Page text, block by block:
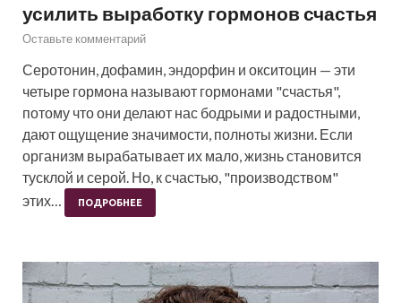
усилить выработку гормонов счастья
Оставьте комментарий
Серотонин, дофамин, эндорфин и окситоцин — эти
четыре гормона называют гормонами "счастья",
потому что они делают нас бодрыми и радостными,
дают ощущение значимости, полноты жизни. Если
организм вырабатывает их мало, жизнь становится
тусклой и серой. Но, к счастью, "производством"
этих…
ПОДРОБНЕЕ